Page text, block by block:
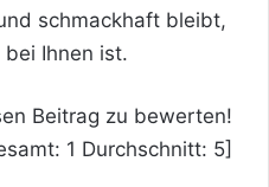
schmackhaft bleibt,
Ihnen ist.
Beitrag zu bewerten!
1 Durchschnitt: 5]